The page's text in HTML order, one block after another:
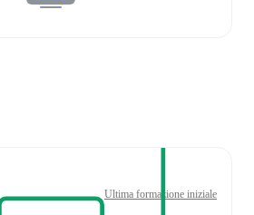
Ultima formazione iniziale